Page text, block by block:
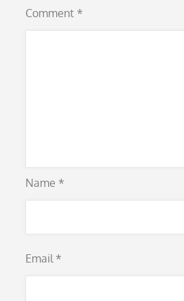
Comment *
Name *
Email *